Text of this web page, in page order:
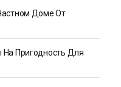
Доме От
Пригодность Для